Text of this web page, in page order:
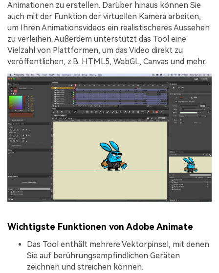
Animationen zu erstellen. Darüber hinaus können Sie
auch mit der Funktion der virtuellen Kamera arbeiten,
um Ihren Animationsvideos ein realistischeres Aussehen
zu verleihen. Außerdem unterstützt das Tool eine
Vielzahl von Plattformen, um das Video direkt zu
veröffentlichen, z.B. HTML5, WebGL, Canvas und mehr.
Wichtigste Funktionen von Adobe Animate
Das Tool enthält mehrere Vektorpinsel, mit denen
Sie auf berührungsempfindlichen Geräten
zeichnen und streichen können.